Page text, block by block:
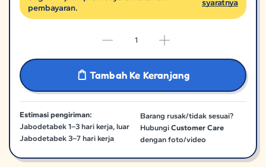
pembayaran.
syaratnya
Tambah Ke Keranjang
Estimasi pengiriman:
Jabodetabek 1–3 hari kerja, luar
Jabodetabek 3–7 hari kerja
Barang rusak/tidak sesuai?
HubungiCustomer Care
dengan foto/video